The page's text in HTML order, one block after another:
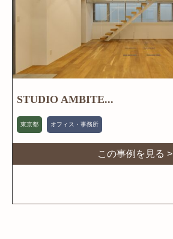
STUDIO AMBITE...
東京都 オフィス・事務所
この事例を見る >